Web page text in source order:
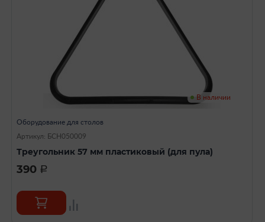
В наличии
Оборудование для столов
Артикул: БСН050009
Треугольник 57 мм пластиковый (для пула)
390 a